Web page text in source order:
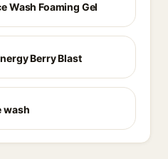
Wash Foaming Gel
Berry Blast
wash